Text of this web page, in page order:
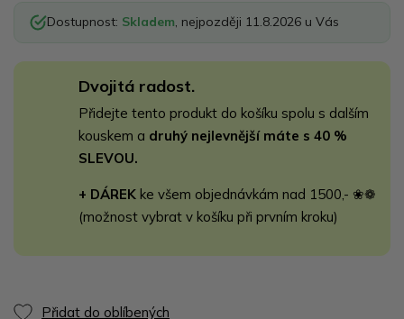
Dostupnost: Skladem, nejpozději 11.8.2026 u Vás
Dvojitá radost.
Přidejte tento produkt do košíku spolu s dalším
kouskem a druhý nejlevnější máte s 40 %
SLEVOU.
+ DÁREK ke všem objednávkám nad 1500,- ❀❁
(možnost vybrat v košíku při prvním kroku)
Přidat do oblíbených